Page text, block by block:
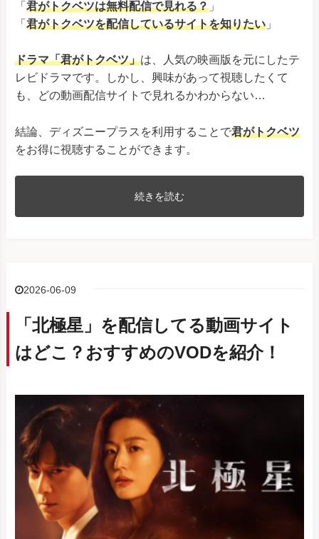
「 君がトクベツは無料配信で見れる？ 」
「 君がトクベツを配信しているサイトを知りたい 」
ドラマ「君がトクベツ」は、人気の映画版を元にしたテ
レビドラマです。しかし、興味があって視聴したくて
も、どの動画配信サイトで見れるかわからない…
結論、ディズニープラスを利用することで君がトクベツ
をお得に視聴することができます。
続きを読む
2026-06-09
「北極星」を配信してる動画サイト
はどこ？おすすめのVODを紹介！